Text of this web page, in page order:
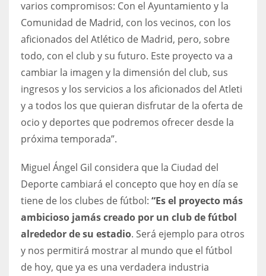
varios compromisos: Con el Ayuntamiento y la
Comunidad de Madrid, con los vecinos, con los
aficionados del Atlético de Madrid, pero, sobre
todo, con el club y su futuro. Este proyecto va a
cambiar la imagen y la dimensión del club, sus
ingresos y los servicios a los aficionados del Atleti
y a todos los que quieran disfrutar de la oferta de
ocio y deportes que podremos ofrecer desde la
próxima temporada”.
Miguel Ángel Gil considera que la Ciudad del
Deporte cambiará el concepto que hoy en día se
tiene de los clubes de fútbol: “Es el proyecto más
ambicioso jamás creado por un club de fútbol
alrededor de su estadio. Será ejemplo para otros
y nos permitirá mostrar al mundo que el fútbol
de hoy, que ya es una verdadera industria